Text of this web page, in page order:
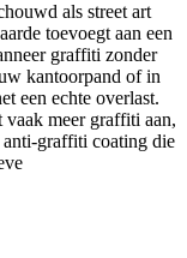
als street art
toevoegt aan een
graffiti zonder
kantoorpand of in
een echte overlast.
meer graffiti aan,
anti-graffiti coating die